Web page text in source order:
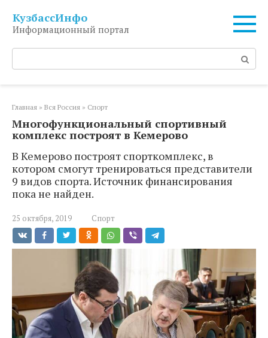
контенту
КузбассИнфо
Информационный портал
Поиск:
Главная » Вся Россия » Спорт
Многофункциональный спортивный
комплекс построят в Кемерово
В Кемерово построят спорткомплекс, в
котором смогут тренироваться представители
9 видов спорта. Источник финансирования
пока не найден.
25 октября, 2019 Спорт